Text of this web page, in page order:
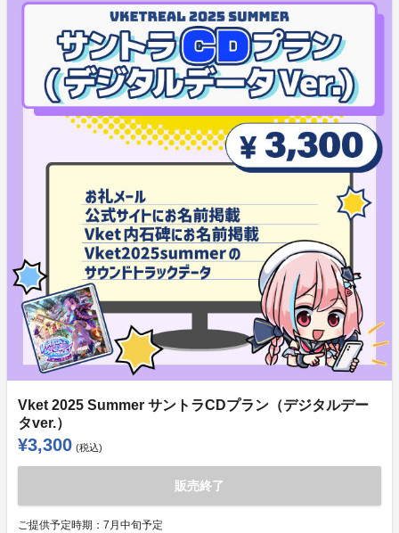
Vket 2025 Summer サントラCDプラン（デジタルデー
タver.）
¥3,300 (税込)
販売終了
ご提供予定時期： 7月中旬予定